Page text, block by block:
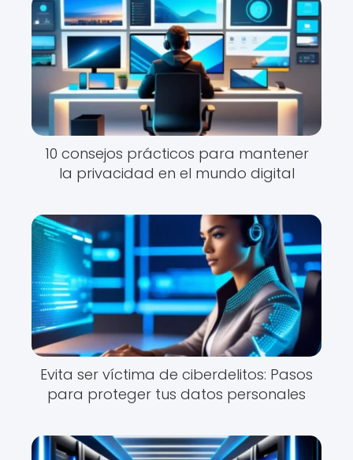
10 consejos prácticos para mantener
la privacidad en el mundo digital
Evita ser víctima de ciberdelitos: Pasos
para proteger tus datos personales